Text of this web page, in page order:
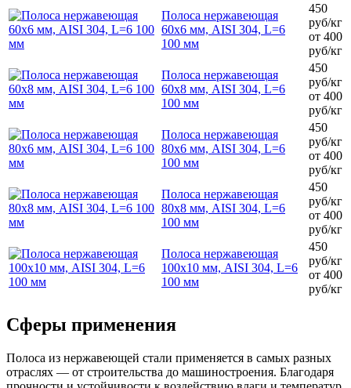
Полоса нержавеющая
60х6 мм, AISI 304, L=6
100 мм
450
руб/кг
от 400
руб/кг
Полоса нержавеющая
60х8 мм, AISI 304, L=6
100 мм
450
руб/кг
от 400
руб/кг
Полоса нержавеющая
80х6 мм, AISI 304, L=6
100 мм
450
руб/кг
от 400
руб/кг
Полоса нержавеющая
80х8 мм, AISI 304, L=6
100 мм
450
руб/кг
от 400
руб/кг
Полоса нержавеющая
100х10 мм, AISI 304, L=6
100 мм
450
руб/кг
от 400
руб/кг
Сферы применения
Полоса из нержавеющей стали применяется в самых разных
отраслях — от строительства до машиностроения. Благодаря